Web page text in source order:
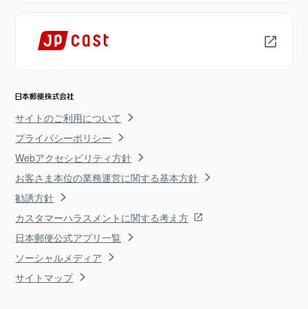
サイトのご利用について
プライバシーポリシー
Webアクセシビリティ方針
お客さま本位の業務運営に関する基本方針
勧誘方針
カスタマーハラスメントに関する考え方
日本郵便公式アプリ一覧
ソーシャルメディア
サイトマップ